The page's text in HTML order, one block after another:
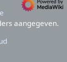
aangegeven.